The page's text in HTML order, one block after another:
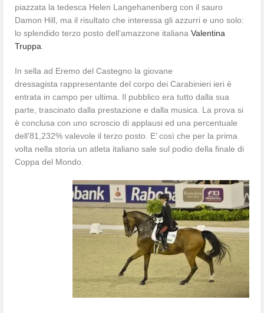
piazzata la tedesca Helen Langehanenberg con il sauro
Damon Hill, ma il risultato che interessa gli azzurri e uno solo:
lo splendido terzo posto dell’amazzone italianaValentina
Truppa
In sella ad Eremo del Castegno la giovane
dressagista rappresentante del corpo dei Carabinieri ieri è
entrata in campo per ultima. Il pubblico era tutto dalla sua
parte, trascinato dalla prestazione e dalla musica. La prova si
è conclusa con uno scroscio di applausi ed una percentuale
dell’81,232% valevole il terzo posto. E’ così che per la prima
volta nella storia un atleta italiano sale sul podio della finale di
Coppa del Mondo.